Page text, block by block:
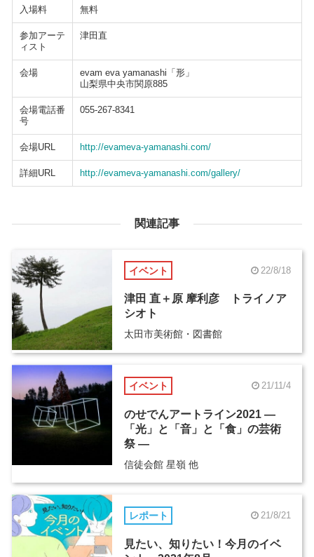
入場料 無料
参加アーテ
ィスト
津田直
会場
evam eva yamanashi「形」
山梨県中央市関原885
会場電話番
号
055-267-8341
会場URL http://evameva-yamanashi.com/
詳細URL http://evameva-yamanashi.com/gallery/
関連記事
イベント 22/8/18
津田 直＋原 摩利彦 トライノア
シオト
太田市美術館・図書館
イベント 21/11/4
のせでんアートライン2021 ―
「光」と「音」と「食」の芸術
祭 ―
信徒会館 星嶺 他
レポート 21/8/21
見たい、知りたい！今月のイベ